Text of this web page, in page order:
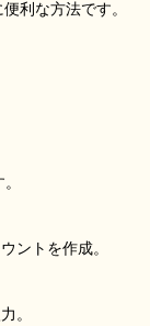
利な方法です。
ントを作成。
。